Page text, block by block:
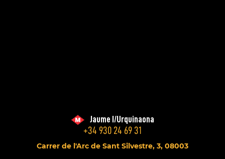
Jaume I/Urquinaona
+34 930 24 69 31
Carrer de l'Arc de Sant Silvestre, 3, 08003